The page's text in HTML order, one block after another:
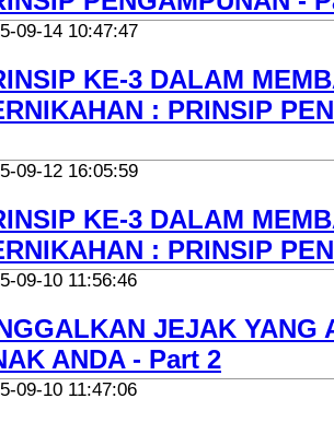
09-14 10:47:47
KE-3 DALAM
: PRINSIP
09-12 16:05:59
KE-3 DALAM
: PRINSIP
09-10 11:56:46
JEJAK YANG
ANDA - Part 2
09-10 11:47:06